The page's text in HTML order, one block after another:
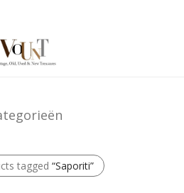
tagged “Saporiti”